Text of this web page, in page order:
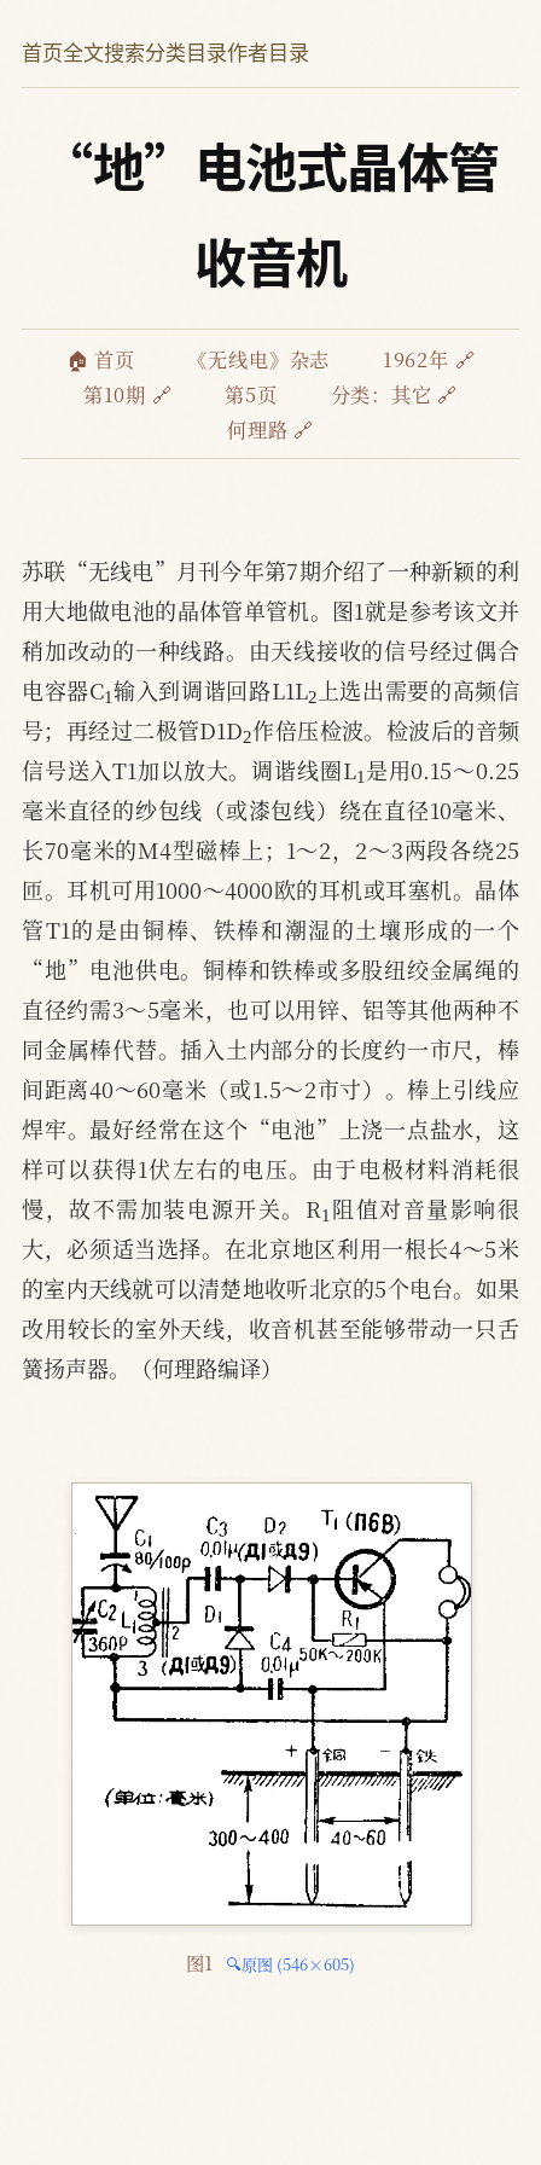
首页全文搜索分类目录作者目录
“地”电池式晶体管
收音机
🏠 首页 《无线电》杂志
1962年 🔗
第10期 🔗
第5页 分类： 其它 🔗
何理路 🔗
苏联“无线电”月刊今年第7期介绍了一种新颖的利
用大地做电池的晶体管单管机。图1就是参考该文并
稍加改动的一种线路。由天线接收的信号经过偶合
电容器C1输入到调谐回路L1L2上选出需要的高频信
号；再经过二极管D1D2作倍压检波。检波后的音频
信号送入T1加以放大。调谐线圈L1是用0.15～0.25
毫米直径的纱包线（或漆包线）绕在直径10毫米、
长70毫米的M4型磁棒上；1～2，2～3两段各绕25
匝。耳机可用1000～4000欧的耳机或耳塞机。晶体
管T1的是由铜棒、铁棒和潮湿的土壤形成的一个
“地”电池供电。铜棒和铁棒或多股纽绞金属绳的
直径约需3～5毫米，也可以用锌、铝等其他两种不
同金属棒代替。插入土内部分的长度约一市尺，棒
间距离40～60毫米（或1.5～2市寸）。棒上引线应
焊牢。最好经常在这个“电池”上浇一点盐水，这
样可以获得1伏左右的电压。由于电极材料消耗很
慢，故不需加装电源开关。R1阻值对音量影响很
大，必须适当选择。在北京地区利用一根长4～5米
的室内天线就可以清楚地收听北京的5个电台。如果
改用较长的室外天线，收音机甚至能够带动一只舌
簧扬声器。（何理路编译）
图1 🔍原图 (546×605)